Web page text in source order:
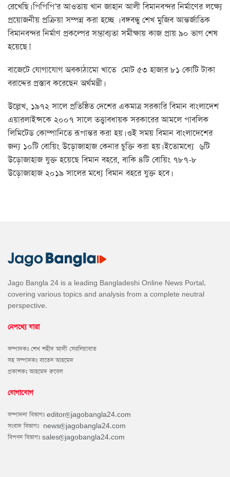
রেখেছি। পিপিপি’র আওতায় খান জাহান আলী বিমানবন্দর নির্মাণের লক্ষ্যে
প্রয়োজনীয় প্রক্রিয়া সম্পন্ন করা হচ্ছে । বঙ্গবন্ধু শেখ মুজিব আন্তর্জাতিক
বিমানবন্দর নির্মাণ প্রকল্পের সম্ভাব্যতা সমীক্ষায় কাজ প্রায় ৯০ ভাগ শেষ
হয়েছে।’
বাজেটে যোগাযোগ অবকাঠামো খাতে মোট ৫৩ হাজার ৮১ কোটি টাকা
বরাদ্দের প্রস্তাব করেছেন অর্থমন্ত্রী।
উল্লেখ, ১৯৭২ সালে প্রতিষ্ঠিত দেশের একমাত্র সরকারি বিমান বাংলাদেশ
এয়ারলাইন্সকে ২০০৭ সালে তত্ত্বাবধায়ক সরকারের আমলে পাবলিক
লিমিটেড কোম্পানিতে রূপান্তর করা হয়। ওই সময় বিমান বাংলাদেশের
জন্য ১০টি বোয়িং উড়োজাহাজ কেনার চুক্তি করা হয়। ইতোমধ্যে ৬টি
উড়োজাহাজ যুক্ত হয়েছে বিমান বহরে, বাকি ৪টি বোয়িং ৭৮৭-৮
উড়োজাহাজ ২০১৯ সালের মধ্যে বিমান বহরে যুক্ত হবে।
Jago Bangla 24 is a leading Bangladeshi Online News Portal,
covering various topics and analysis from a complete neutral
perspective.
নেপথ্যে যারা
সম্পাদকঃ শেখ শহীদ আলী সেরনিয়াবাত
সহ সম্পাদকঃ বাতেন আহমেদ
প্রকাশকঃ আহমেদ রুবেল
যোগাযোগ
সম্পাদনা বিভাগঃ editor@jagobangla24.com
সংবাদ বিভাগঃ news@jagobangla24.com
বিপণন বিভাগঃ sales@jagobangla24.com